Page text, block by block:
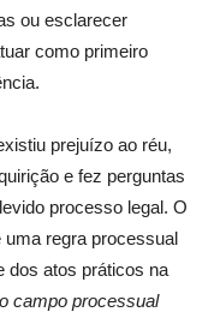
ou esclarecer
como primeiro
prejuízo ao réu,
e fez perguntas
processo legal. O
regra processual
dos atos práticos na
campo processual